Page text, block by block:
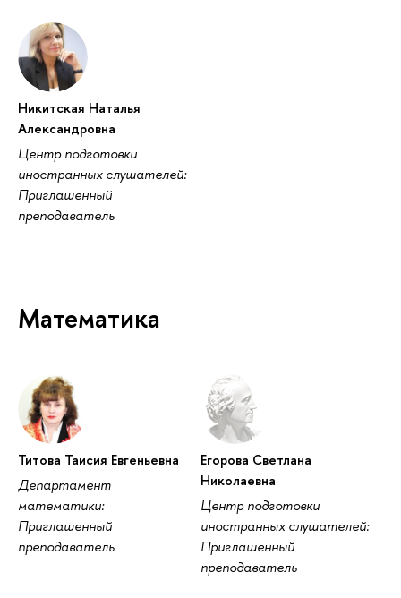
Никитская Наталья
Александровна
Центр подготовки
иностранных слушателей:
Приглашенный
преподаватель
Математика
Титова Таисия Евгеньевна
Департамент
математики:
Приглашенный
преподаватель
Егорова Светлана
Николаевна
Центр подготовки
иностранных слушателей:
Приглашенный
преподаватель